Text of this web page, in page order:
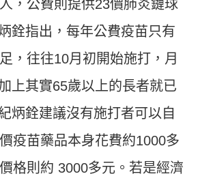
，公費則提供23價肺炎鏈球
銓指出，每年公費疫苗只有
，往往10月初開始施打，月
上其實65歲以上的長者就已
炳銓建議沒有施打者可以自
疫苗藥品本身花費約1000多
格則約 3000多元。若是經濟